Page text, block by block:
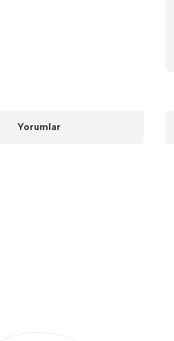
Yorumlar